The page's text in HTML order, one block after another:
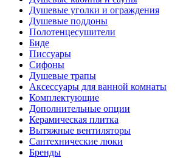
Душевые уголки и ограждения
Душевые поддоны
Полотенцесушители
Биде
Писсуары
Сифоны
Душевые трапы
Аксессуары для ванной комнаты
Комплектующие
Дополнительные опции
Керамическая плитка
Вытяжные вентиляторы
Сантехнические люки
Бренды